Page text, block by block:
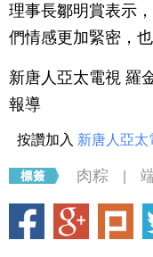
理事長鄒明賞表示
們情感更加緊密，
新唐人亞太電視 羅
報導
按讚加入 新唐人亞太
肉粽